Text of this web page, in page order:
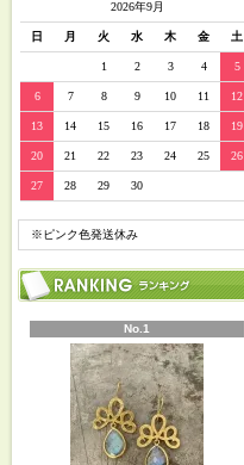
2026年9月
日 月 火 水 木 金 土
1 2 3 4 5
6 7 8 9 10 11 12
13 14 15 16 17 18 19
20 21 22 23 24 25 26
27 28 29 30
※ピンク色発送休み
No.1